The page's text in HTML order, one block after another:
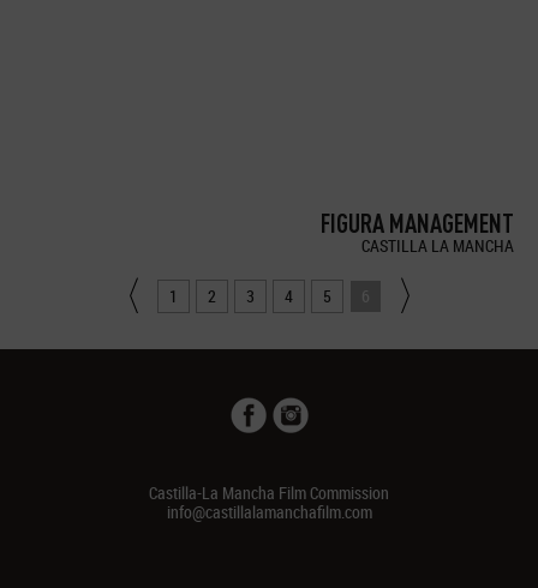
FIGURA MANAGEMENT
CASTILLA LA MANCHA
1 2 3 4 5 6
Castilla-La Mancha Film Commission
info@castillalamanchafilm.com